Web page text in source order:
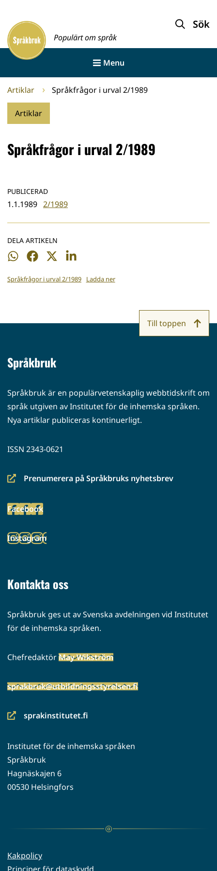
innehållet
Framsida
Populärt om språk
Sök
Menu
Artiklar Språkfrågor i urval 2/1989
Artiklar
Språkfrågor i urval 2/1989
PUBLICERAD
1.1.1989 2/1989
DELA ARTIKELN
Dela
WhatsApp
Dela
Facebook
Dela
Twitter
Dela
LinkedIn
Språkfrågor i urval 2/1989 Ladda ner
Språkbruk
Språkbruk är en populärvetenskaplig webbtidskrift om
språk utgiven av Institutet för de inhemska språken.
Nya artiklar publiceras kontinuerligt.
ISSN 2343-0621
Prenumerera på Språkbruks nyhetsbrev
(siirryt
palveluun)
Facebook
(siirryt
palveluun)
Instagram
(siirryt
Kontakta oss
Språkbruk ges ut av Svenska avdelningen vid Institutet
för de inhemska språken.
ChefredaktörMay Wikström
sprakbruk@utbildningsstyrelsen.fi
sprakinstitutet.fi
(siirryt
palveluun)
Institutet för de inhemska språken
Språkbruk
Hagnäskajen 6
00530 Helsingfors
Kakpolicy
Principer för dataskydd
Till toppen